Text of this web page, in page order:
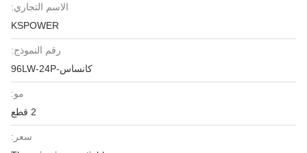
الاسم التجاري:
KSPOWER
رقم النموذج:
كانساس-96LW-24P
مو:
2 قطع
سعر: